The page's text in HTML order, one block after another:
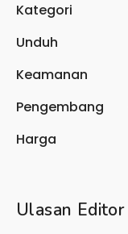
Kategori
Unduh
Keamanan
Pengembang
Harga
Ulasan Editor